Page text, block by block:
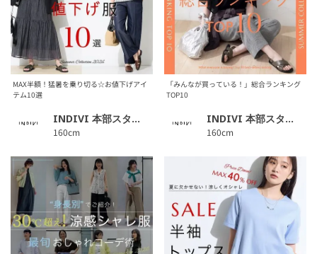
MAX半額！猛暑を乗り切る☆お値下げアイ
テム10選
INDIVI 本部スタッフ
160cm
「みんなが買っている！」総合ランキング
TOP10
INDIVI 本部スタッフ
160cm